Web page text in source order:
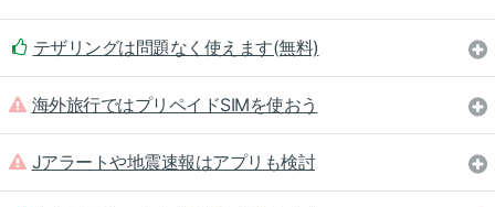
テザリングは問題なく使えます(無料)
海外旅行ではプリペイドSIMを使おう
Jアラートや地震速報はアプリも検討